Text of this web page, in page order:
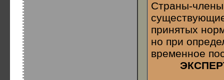
Страны-
принятых
но при
временное